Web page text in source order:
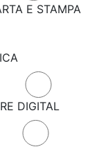
E STAMPA
DIGITAL